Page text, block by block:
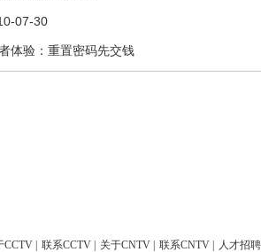
07-30
体验：重置密码先交钱
CCTV 联系CCTV 关于CNTV 联系CNTV 人才招聘